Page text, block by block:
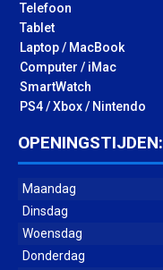
Telefoon
Tablet
Laptop / MacBook
Computer / iMac
SmartWatch
PS4 / Xbox / Nintendo
OPENINGSTIJDEN:
Maandag
Dinsdag
Woensdag
Donderdag